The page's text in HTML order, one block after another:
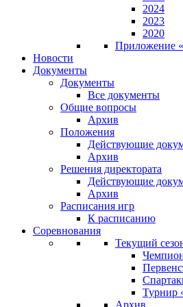
2024
2023
2020
Приложение
Новости
Документы
Документы
Все документы
Общие вопросы
Архив
Положения
Действующие
Архив
Решения директората
Действующие
Архив
Расписания игр
К расписанию
Соревнования
Текущий
Турнир
Архив